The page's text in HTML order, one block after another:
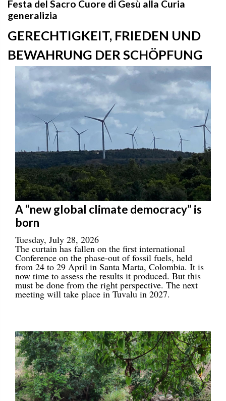
Festa del Sacro Cuore di Gesù alla Curia
generalizia
GERECHTIGKEIT, FRIEDEN UND
BEWAHRUNG DER SCHÖPFUNG
A “new global climate democracy” is
born
Tuesday, July 28, 2026
The curtain has fallen on the first international
Conference on the phase-out of fossil fuels, held
from 24 to 29 April in Santa Marta, Colombia. It is
now time to assess the results it produced. But this
must be done from the right perspective. The next
meeting will take place in Tuvalu in 2027.